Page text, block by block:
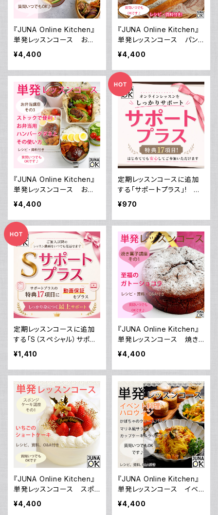
『JUNA Online Kitchen』
単発レッスンコース お弁
当講座 その4 から揚げ
弁当いろいろ～鶏肉、豚肉、
魚類、練り製品を使ったから
揚げの作り方～ ～お弁当に
つかえる万能つゆ 7：1：1
～／動画ダウンロード付き！
¥4,400
『JUNA Online Kitchen』
単発レッスンコース パン
講座 その1 国産小麦で
作るミルクハース／動画ダ
ウンロード付き！
¥4,400
『JUNA Online Kitchen』
単発レッスンコース お弁
当講座 その3 ストックで
便利！ お弁当用 ハンバーグ
ダネと その使い方／動画ダ
ウンロード付き！
¥4,400
定期レッスンコースに追加
する「サポートプラス」! 毎
月一度の定期レッスンを徹
き！
¥970
定期レッスンコースに追加
する「S（スペシャル）サポー
トプラス」! 毎月一度の定
期レッスンを徹底サポート＆
様々な特典付き！＜動画保
証付き＞
¥1,410
『JUNA Online Kitchen』
単発レッスンコース 焼き
菓子講座その1 「至福のガ
トーショコラ」／動画ダウン
ロード付き！
¥4,400
『JUNA Online Kitchen』
単発レッスンコース スポ
ンジケーキ講座 その1
「いちごのショートケーキ」／
¥4,400
『JUNA Online Kitchen』
単発レッスンコース イベ
ント料理 ハロウィン パ
スタ＆サラダ＆カップケーキ
¥4,400